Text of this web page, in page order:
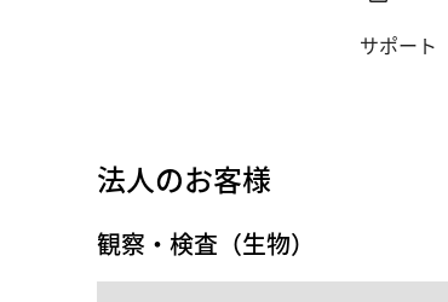
サポート
法人のお客様
観察・検査（生物）